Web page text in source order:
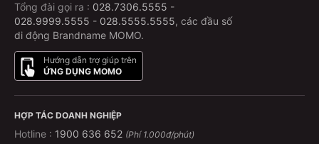
Tổng đài gọi ra : 028.7306.5555 -
028.9999.5555 - 028.5555.5555, các đầu số
di động Brandname MOMO.
Hướng dẫn trợ giúp trên
ỨNG DỤNG MOMO
HỢP TÁC DOANH NGHIỆP
Hotline : 1900 636 652 (Phí 1.000đ/phút)